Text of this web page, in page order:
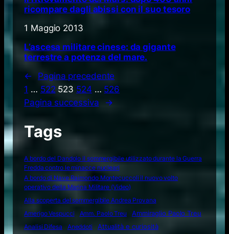
ricompare dagli abissi con il suo tesoro
1 Maggio 2013
L’ascesa militare cinese: da gigante
terrestre a potenza del mare.
←
Pagina precedente
1 … 522 523 524 … 526
Pagina successiva
→
Tags
A bordo del Dandolo il sommergibile utilizzato durante la Guerra
Fredda contro le minacce nucleari
A bordo di Nave Raimondo Montecuccoli il nuovo volto
operativo della Marina Militare (Video)
Alla scoperta del sommergibile Andrea Provana
Amerigo Vespucci
Amm. Paolo Treu
Ammiraglio Paolo Treu
Analisi Difesa
Aneddoti Attualità e curiosità